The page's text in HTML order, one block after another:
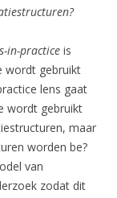
in-practice is
wordt gebruikt
lens gaat
wordt gebruikt
maar
worden be?
van
zodat dit